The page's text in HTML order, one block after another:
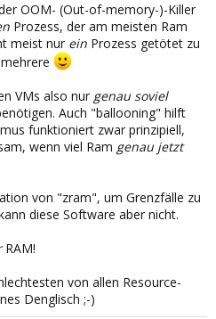
OOM- (Out-of-memory-)-Killer
Prozess, der am meisten Ram
meist nur ein Prozess getötet zu
VMs also nur genau soviel
Auch "ballooning" hilft
funktioniert zwar prinzipiell,
wenn viel Ram genau jetzt
von "zram", um Grenzfälle zu
diese Software aber nicht.
RAM!
von allen Resource-
Denglisch ;-)